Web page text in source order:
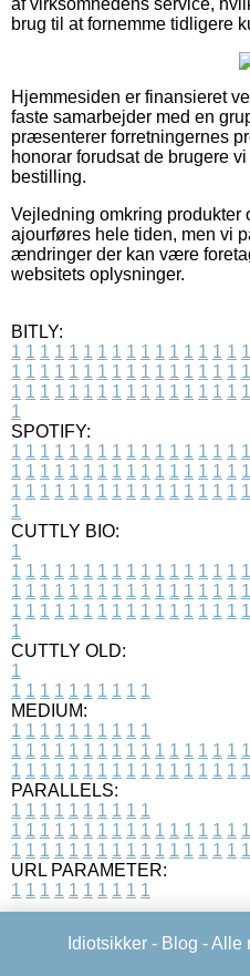
brug til at fornemme tidligere
Hjemmesiden er finansieret
faste samarbejder med en
præsenterer forretningernes
honorar forudsat de brugere
bestilling.
Vejledning omkring produkter
ajourføres hele tiden, men vi
ændringer der kan være
websitets oplysninger.
BITLY:
1 1 1 1 1 1 1 1 1 1 1 1 1 1 1 1 1
1 1 1 1 1 1 1 1 1 1 1 1 1 1 1 1 1
1 1 1 1 1 1 1 1 1 1 1 1 1 1 1 1 1
1
SPOTIFY:
1 1 1 1 1 1 1 1 1 1 1 1 1 1 1 1 1
1 1 1 1 1 1 1 1 1 1 1 1 1 1 1 1 1
1 1 1 1 1 1 1 1 1 1 1 1 1 1 1 1 1
1
CUTTLY BIO:
1
1 1 1 1 1 1 1 1 1 1 1 1 1 1 1 1 1
1 1 1 1 1 1 1 1 1 1 1 1 1 1 1 1 1
1 1 1 1 1 1 1 1 1 1 1 1 1 1 1 1 1
1
CUTTLY OLD:
1
1 1 1 1 1 1 1 1 1 1
MEDIUM:
1 1 1 1 1 1 1 1 1 1
1 1 1 1 1 1 1 1 1 1 1 1 1 1 1 1 1
1 1 1 1 1 1 1 1 1 1 1 1 1 1 1 1 1
PARALLELS:
1 1 1 1 1 1 1 1 1 1
1 1 1 1 1 1 1 1 1 1 1 1 1 1 1 1 1
1 1 1 1 1 1 1 1 1 1 1 1 1 1 1 1 1
URL PARAMETER:
1 1 1 1 1 1 1 1 1 1
Idiotsikker - Blog - Alle